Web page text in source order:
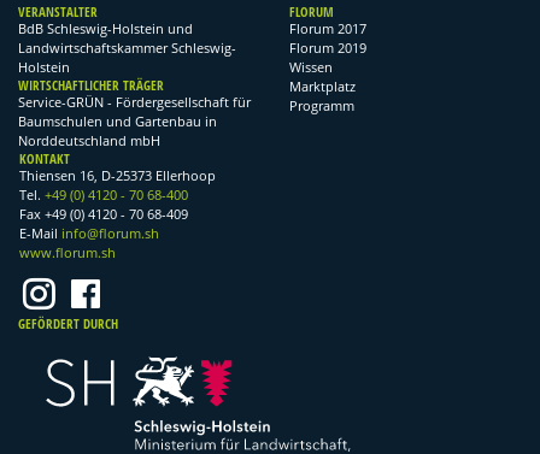
VERANSTALTER
BdB Schleswig-Holstein und
Landwirtschaftskammer Schleswig-
Holstein
WIRTSCHAFTLICHER TRÄGER
Service-GRÜN - Fördergesellschaft für
Baumschulen und Gartenbau in
Norddeutschland mbH
FLORUM
Florum 2017
Florum 2019
Wissen
Marktplatz
Programm
KONTAKT
Thiensen 16, D-25373 Ellerhoop
Tel. +49 (0) 4120 - 70 68-400
Fax +49 (0) 4120 - 70 68-409
E-Mail info@florum.sh
www.florum.sh
GEFÖRDERT DURCH